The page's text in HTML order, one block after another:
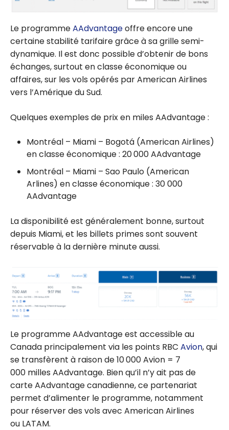
Le programmeAAdvantageoffre encore une
certaine stabilité tarifaire grâce à sa grille semi-
dynamique. Il est donc possible d’obtenir de bons
échanges, surtout en classe économique ou
affaires, sur les vols opérés par American Airlines
vers l’Amérique du Sud.
Quelques exemples de prix en miles AAdvantage :
Montréal – Miami – Bogotá (American Airlines)
en classe économique : 20 000 AAdvantage
Montréal – Miami – Sao Paulo (American
Arlines) en classe économique : 30 000
AAdvantage
La disponibilité est généralement bonne, surtout
depuis Miami, et les billets primes sont souvent
réservable à la dernière minute aussi.
Le programme AAdvantage est accessible au
Canada principalement via les points RBC Avion, qui
se transfèrent à raison de 10 000 Avion = 7
000 milles AAdvantage. Bien qu’il n’y ait pas de
carte AAdvantage canadienne, ce partenariat
permet d’alimenter le programme, notamment
pour réserver des vols avec American Airlines
ou LATAM.